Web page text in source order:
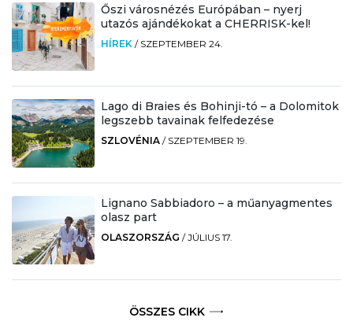
Őszi városnézés Európában – nyerj
utazós ajándékokat a CHERRISK-kel!
HÍREK / SZEPTEMBER 24.
Lago di Braies és Bohinji-tó – a Dolomitok
legszebb tavainak felfedezése
SZLOVÉNIA / SZEPTEMBER 19.
Lignano Sabbiadoro – a műanyagmentes
olasz part
OLASZORSZÁG /JÚLIUS 17.
ÖSSZES CIKK